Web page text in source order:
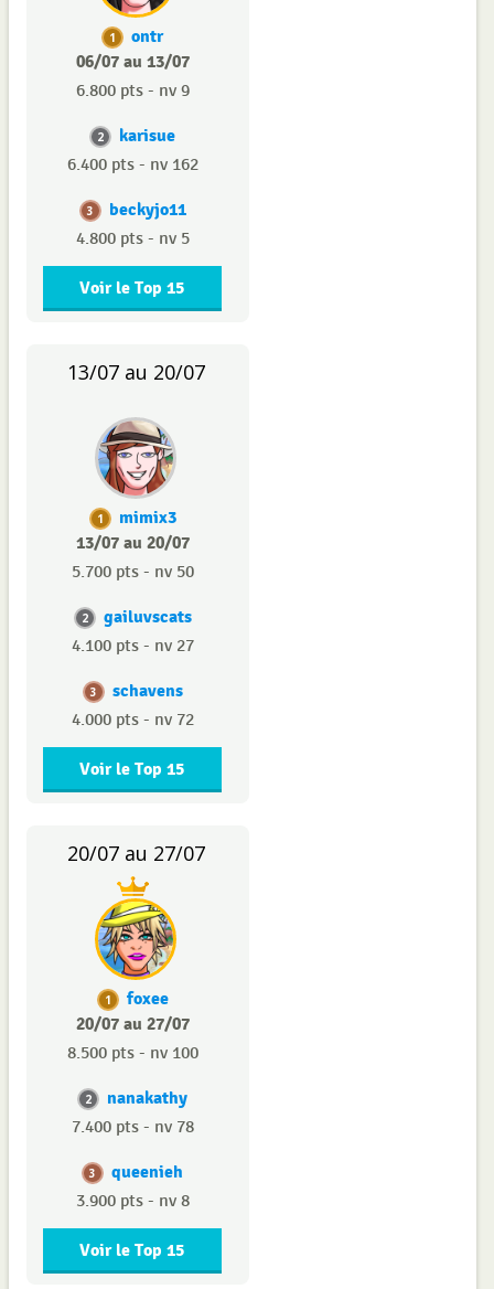
1
ontr
06/07 au 13/07
6.800 pts - nv 9
2 karisue
6.400 pts - nv 162
3 beckyjo11
4.800 pts - nv 5
Voir le Top 15
13/07 au 20/07
1
mimix3
13/07 au 20/07
5.700 pts - nv 50
2 gailuvscats
4.100 pts - nv 27
3 schavens
4.000 pts - nv 72
Voir le Top 15
20/07 au 27/07
1
foxee
20/07 au 27/07
8.500 pts - nv 100
2 nanakathy
7.400 pts - nv 78
3 queenieh
3.900 pts - nv 8
Voir le Top 15